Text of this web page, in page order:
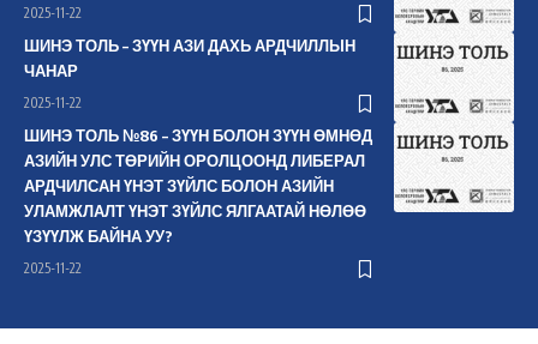
2025-11-22
ШИНЭ ТОЛЬ – ЗҮҮН АЗИ ДАХЬ АРДЧИЛЛЫН
ЧАНАР
2025-11-22
ШИНЭ ТОЛЬ №86 – ЗҮҮН БОЛОН ЗҮҮН ӨМНӨД
АЗИЙН УЛС ТӨРИЙН ОРОЛЦООНД ЛИБЕРАЛ
АРДЧИЛСАН ҮНЭТ ЗҮЙЛС БОЛОН АЗИЙН
УЛАМЖЛАЛТ ҮНЭТ ЗҮЙЛС ЯЛГААТАЙ НӨЛӨӨ
ҮЗҮҮЛЖ БАЙНА УУ?
2025-11-22